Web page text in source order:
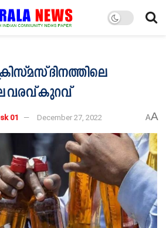
ദിനത്തിലെ
വരവ് കുറവ്
01 December 27, 2022 AA